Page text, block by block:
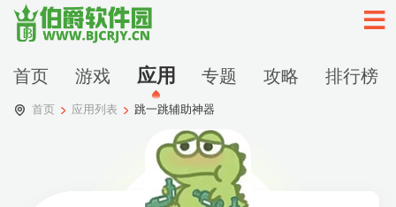
首页 游戏 应用 专题 攻略 排行榜
首页 应用列表 跳一跳辅助神器